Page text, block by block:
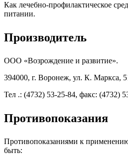
Как лечебно-профилактическое
питании.
Производитель
ООО «Возрождение и развитие».
394000, г. Воронеж, ул. К. Маркса,
Тел .: (4732) 53-25-84, факс: (4732)
Противопоказания
Противопоказаниями к
быть: